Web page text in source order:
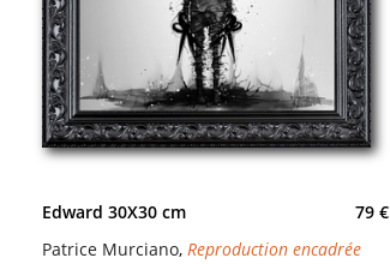
Edward 30X30 cm
79 €
Patrice Murciano,Reproduction encadrée